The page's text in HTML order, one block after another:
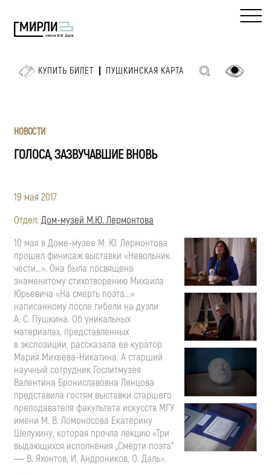
КУПИТЬ БИЛЕТ ПУШКИНСКАЯ КАРТА
НОВОСТИ
ГОЛОСА, ЗАЗВУЧАВШИЕ ВНОВЬ
19 мая 2017
Отдел:Дом-музей М.Ю. Лермонтова
10 мая вДоме-музее М. Ю. Лермонтова
прошел финисаж выставки «Невольник
чести…». Она была посвящена
знаменитому стихотворению Михаила
Юрьевича «На смерть поэта…»
написанному после гибели на дуэли
А. С. Пушкина. Об уникальных
материалах, представленных
в экспозиции, рассказала ее куратор
Мария Михеева-Никатина. А старший
научный сотрудник Гослитмузея
Валентина Брониславовна Ленцова
представила гостям выставки старшего
преподавателя факультета искусств МГУ
имени М. В. Ломоносова Екатерину
Шелухину, которая прочла лекцию «Три
выдающихся исполнения „Смерти поэта“
― В. Яхонтов, И. Андроников, О. Даль».